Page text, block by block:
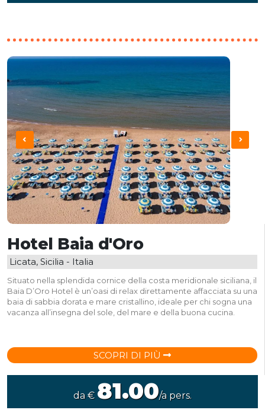
Hotel Baia d'Oro
Licata, Sicilia - Italia
Situato nella splendida cornice della costa meridionale siciliana, il
Baia D’Oro Hotel è un’oasi di relax direttamente affacciata su una
baia di sabbia dorata e mare cristallino, ideale per chi sogna una
vacanza all’insegna del sole, del mare e della buona cucina.
SCOPRI DI PIÙ
da € 81.00/a pers.